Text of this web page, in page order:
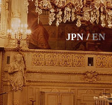
JPN / EN